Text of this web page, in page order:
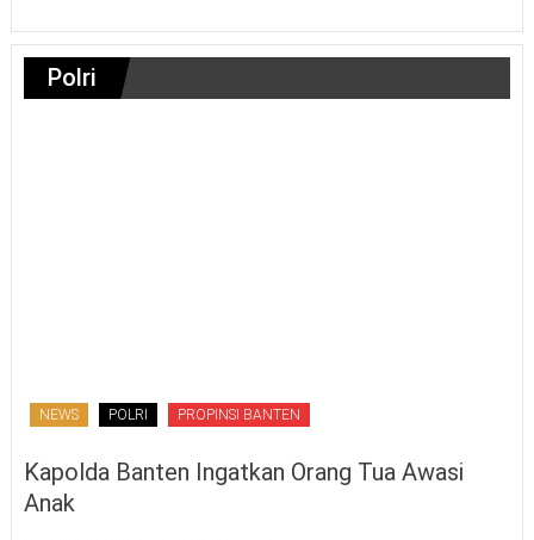
Polri
NEWS POLRI PROPINSI BANTEN
Kapolda Banten Ingatkan Orang Tua Awasi
Anak